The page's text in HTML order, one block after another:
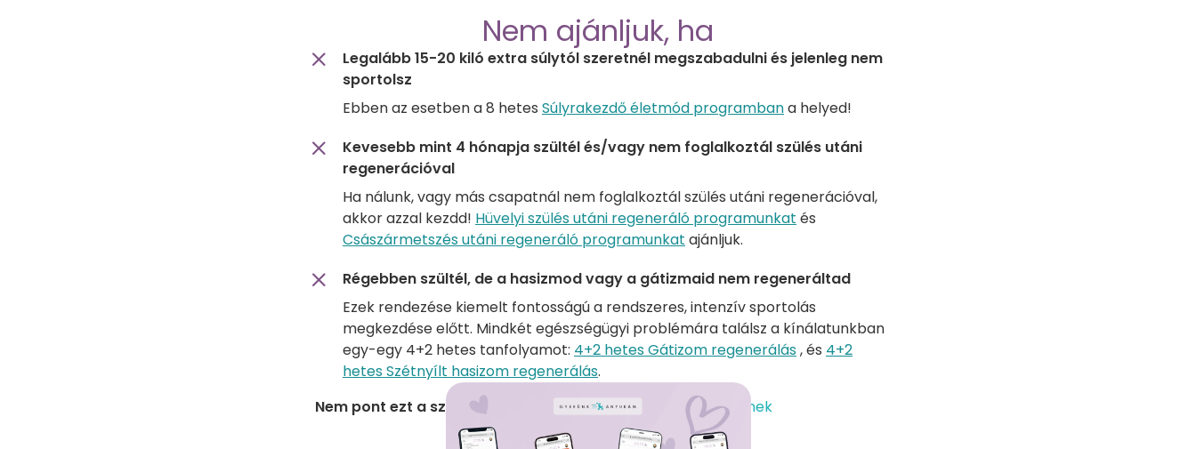
Nem ajánljuk, ha
Legalább 15-20 kiló extra súlytól szeretnél megszabadulni és jelenleg nem
sportolsz
Ebben az esetben a 8 hetes Súlyrakezdő életmód programbana helyed!
Kevesebb mint 4 hónapja szültél és/vagy nem foglalkoztál szülés utáni
regenerációval
Ha nálunk, vagy más csapatnál nem foglalkoztál szülés utáni regenerációval,
akkor azzal kezdd! Hüvelyi szülés utáni regeneráló programunkat és
Császármetszés utáni regeneráló programunkat ajánljuk.
Régebben szültél, de a hasizmod vagy a gátizmaid nem regeneráltad
Ezek rendezése kiemelt fontosságú a rendszeres, intenzív sportolás
megkezdése előtt. Mindkét egészségügyi problémára találsz a kínálatunkban
egy-egy 4+2 hetes tanfolyamot: 4+2 hetes Gátizom regenerálás, és 4+2
hetes Szétnyílt hasizom regenerálás.
Nem pont ezt a szolgáltatást keresed?
Ezek is érdekelhetnek